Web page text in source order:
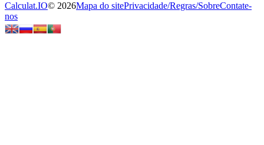
Calculat.IO© 2026Mapa do sitePrivacidade/Regras/SobreContate-
nos